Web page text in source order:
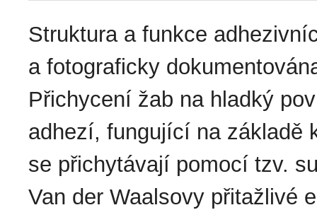
Struktura a funkce
a fotograficky
Přichycení žab na hladký
adhezí, fungující na základě
se přichytávají pomocí tzv.
Van der Waalsovy přitažlivé